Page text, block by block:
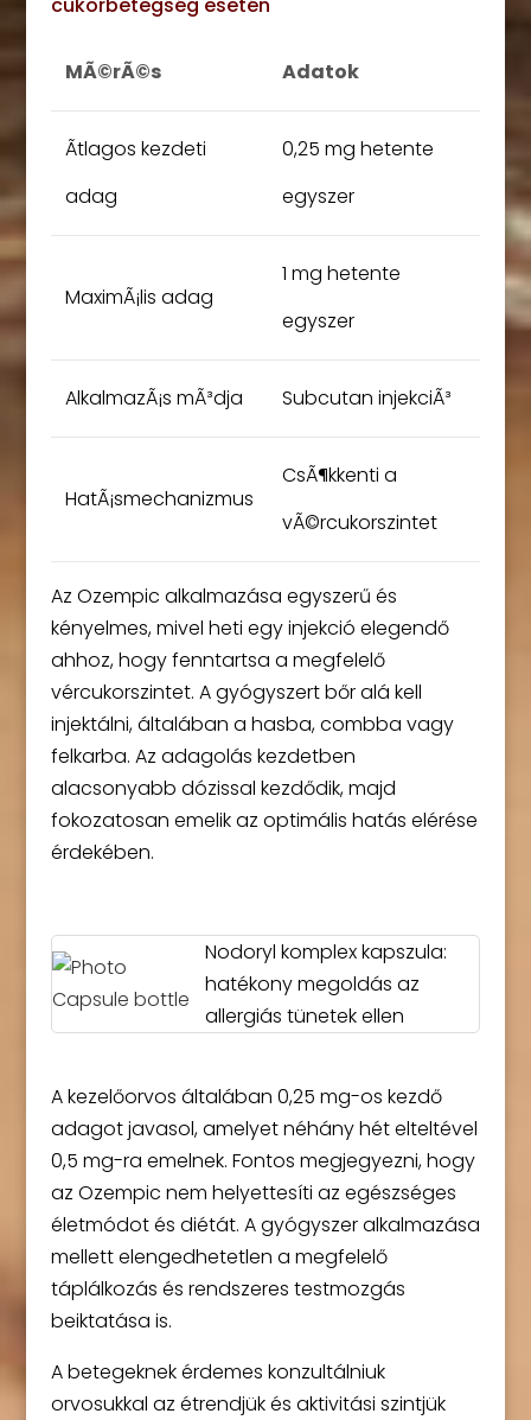
MÃ©rÃ©s Adatok
Ãtlagos kezdeti
adag
0,25 mg hetente
egyszer
MaximÃ¡lis adag
1 mg hetente
egyszer
AlkalmazÃ¡s mÃ³dja Subcutan injekciÃ³
HatÃ¡smechanizmus
CsÃ¶kkenti a
vÃ©rcukorszintet
Az Ozempic alkalmazása egyszerű és
kényelmes, mivel heti egy injekció elegendő
ahhoz, hogy fenntartsa a megfelelő
vércukorszintet. A gyógyszert bőr alá kell
injektálni, általában a hasba, combba vagy
felkarba. Az adagolás kezdetben
alacsonyabb dózissal kezdődik, majd
fokozatosan emelik az optimális hatás elérése
érdekében.
Nodoryl komplex kapszula:
hatékony megoldás az
allergiás tünetek ellen
A kezelőorvos általában 0,25 mg-os kezdő
adagot javasol, amelyet néhány hét elteltével
0,5 mg-ra emelnek. Fontos megjegyezni, hogy
az Ozempic nem helyettesíti az egészséges
életmódot és diétát. A gyógyszer alkalmazása
mellett elengedhetetlen a megfelelő
táplálkozás és rendszeres testmozgás
beiktatása is.
A betegeknek érdemes konzultálniuk
orvosukkal az étrendjük és aktivitási szintjük